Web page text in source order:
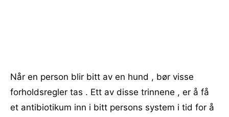
Når en person blir bitt av en hund , bør visse
forholdsregler tas . Ett av disse trinnene , er å få
et antibiotikum inn i bitt persons system i tid for å